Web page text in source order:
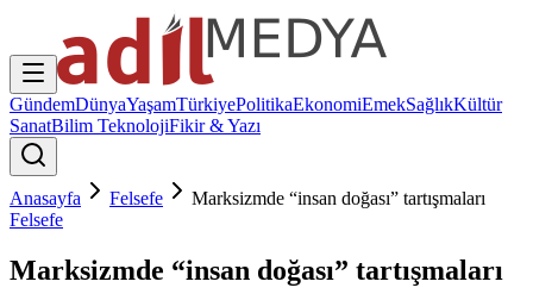
GündemDünyaYaşamTürkiyePolitikaEkonomiEmekSağlıkKültür
SanatBilim TeknolojiFikir & Yazı
Anasayfa Felsefe
Marksizmde “insan doğası” tartışmaları
Felsefe
Marksizmde “insan doğası” tartışmaları